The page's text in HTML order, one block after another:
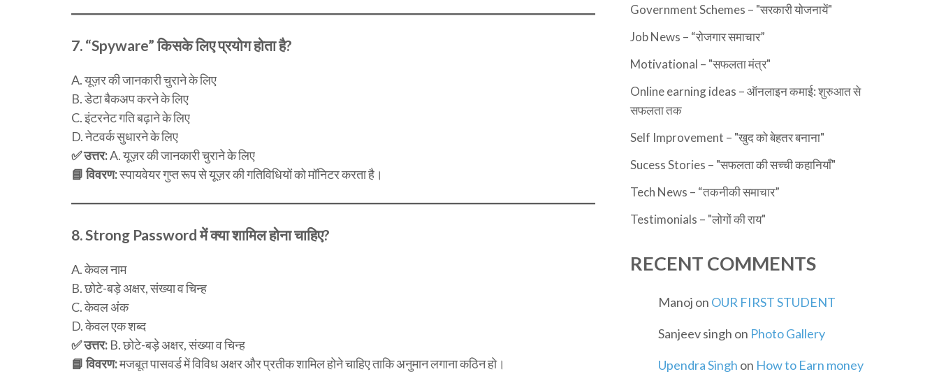
7. “Spyware” किसके लिए प्रयोग होता है?
A. यूज़र की जानकारी चुराने के लिए
B. डेटा बैकअप करने के लिए
C. इंटरनेट गति बढ़ाने के लिए
D. नेटवर्क सुधारने के लिए
✅ उत्तर:A. यूज़र की जानकारी चुराने के लिए
📘 विवरण:स्पायवेयर गुप्त रूप से यूज़र की गतिविधियों को मॉनिटर करता है।
8.Strong Password में क्या शामिल होना चाहिए?
A. केवल नाम
B. छोटे-बड़े अक्षर, संख्या व चिन्ह
C. केवल अंक
D. केवल एक शब्द
✅ उत्तर: B. छोटे-बड़े अक्षर, संख्या व चिन्ह
📘 विवरण:मजबूत पासवर्ड में विविध अक्षर और प्रतीक शामिल होने चाहिए ताकि अनुमान लगाना कठिन हो।
Government Schemes – "सरकारी योजनायें"
Job News – “रोजगार समाचार”
Motivational – "सफलता मंत्र"
Online earning ideas – ऑनलाइन कमाई: शुरुआत से
सफलता तक
Self Improvement – "खुद को बेहतर बनाना"
Sucess Stories – "सफलता की सच्ची कहानियाँ"
Tech News – “तकनीकी समाचार”
Testimonials – "लोगों की राय"
RECENT COMMENTS
Manoj on OUR FIRST STUDENT
Sanjeev singh on Photo Gallery
Upendra Singh on How to Earn money